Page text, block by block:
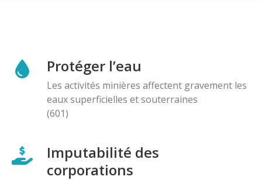
Protéger l’eau
Les activités minières affectent gravement les
eaux superficielles et souterraines
(601)
Imputabilité des
corporations